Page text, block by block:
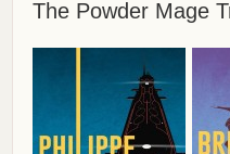
The Powder Mage